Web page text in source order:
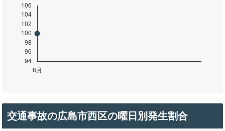
交通事故の広島市西区の曜日別発生割合